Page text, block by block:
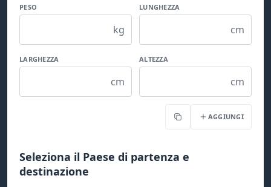
PESO
kg
LUNGHEZZA
cm
LARGHEZZA
cm
ALTEZZA
cm
Copia AGGIUNGI
Seleziona il Paese di partenza e
destinazione